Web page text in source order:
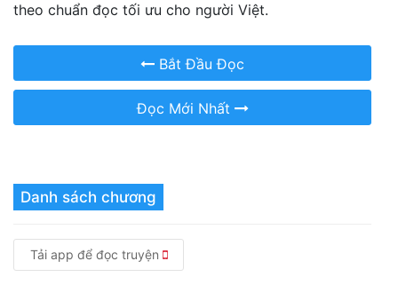
theo chuẩn đọc tối ưu cho người Việt.
Bắt Đầu Đọc
Đọc Mới Nhất
Danh sách chương
Tải app để đọc truyện